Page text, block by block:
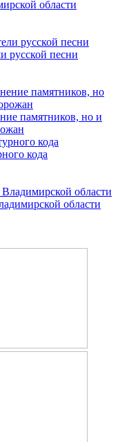
области
русской песни
памятников, но и
кода
области